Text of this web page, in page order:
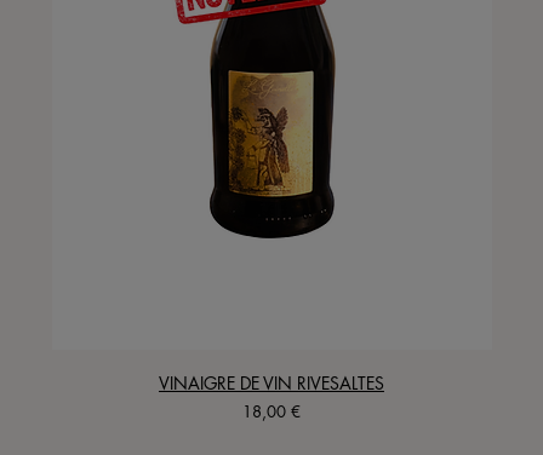
VINAIGRE DE VIN RIVESALTES
Precio
18,00 €